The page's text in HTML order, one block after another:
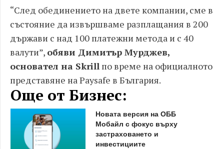
“След обединението на двете компании, сме в
състояние да извършваме разплащания в 200
държави с над 100 платежни метода и с 40
валути”, обяви Димитър Мурджев,
основател на Skrill по време на официалното
представяне на Paysafe в България.
Още от Бизнес:
Новата версия на ОББ
Мобайл с фокус върху
застраховането и
инвестициите